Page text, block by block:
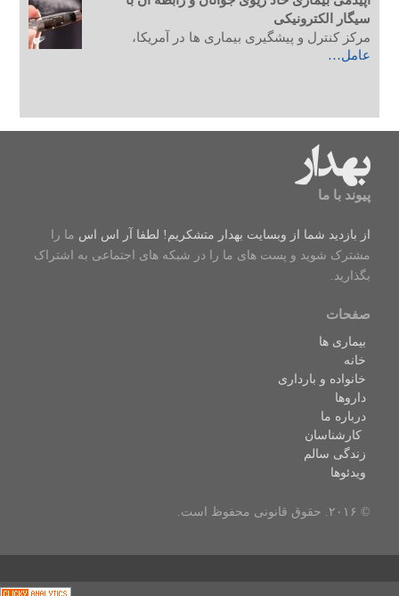
سیگار الکترونیکی
مرکز کنترل و پیشگیری بیماری ها در آمریکا،
عامل…
پیوند با ما
از بازدید شما از وبسایت بهدار متشکریم! لطفا آر اس اس ما را
مشترک شوید و پست های ما را در شبکه های اجتماعی به اشتراک
بگذارید.
صفحات
بیماری ها
خانه
خانواده و بارداری
داروها
درباره ما
کارشناسان
زندگی سالم
ویدئوها
© ۲۰۱۶. حقوق قانونی محفوظ است.